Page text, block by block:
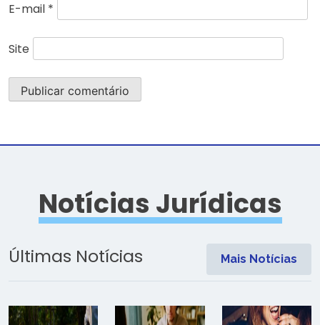
E-mail *
Site
Notícias Jurídicas
Últimas Notícias Mais Notícias